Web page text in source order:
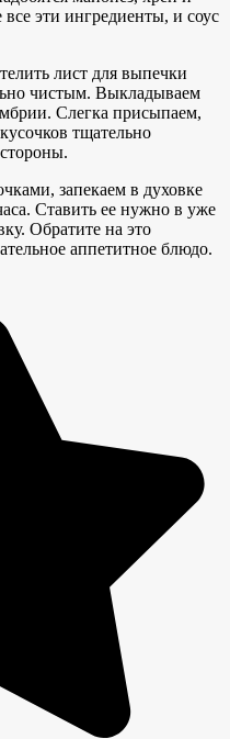
эти ингредиенты, и соус
лист для выпечки
чистым. Выкладываем
Слегка присыпаем,
тщательно
запекаем в духовке
Ставить ее нужно в уже
Обратите на это
аппетитное блюдо.